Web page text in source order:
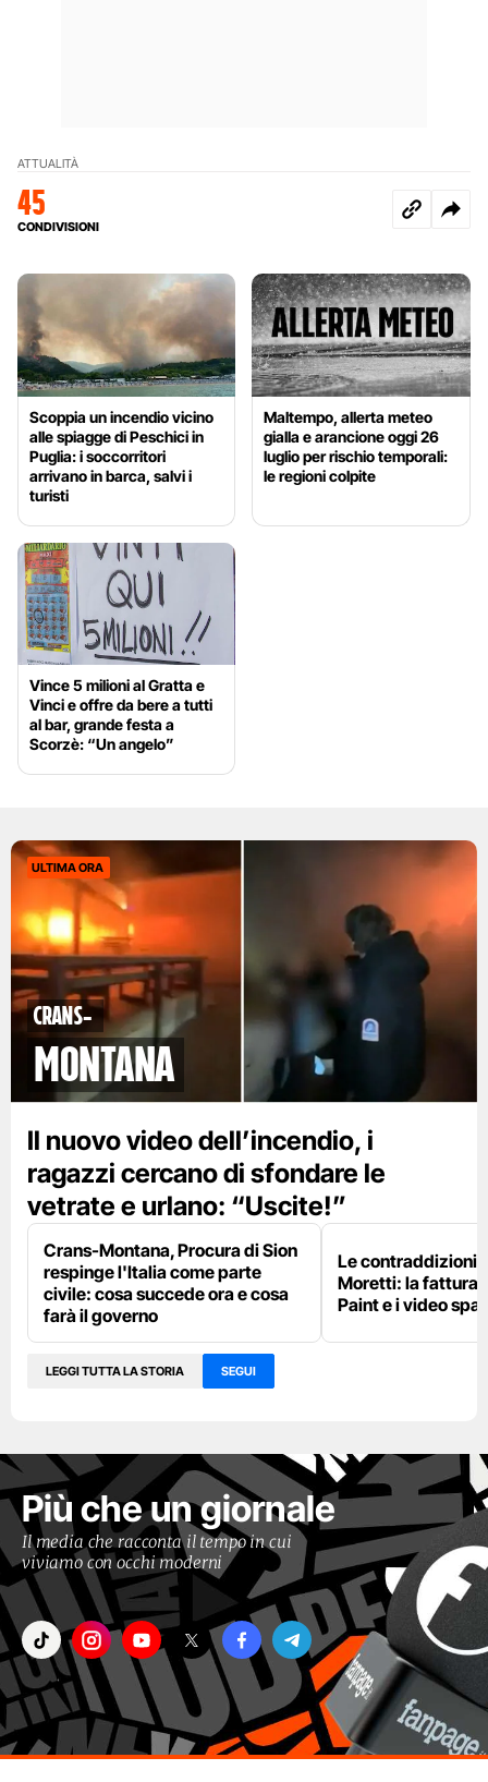
ATTUALITÀ
45
CONDIVISIONI
Scoppia un incendio vicino
alle spiagge di Peschici in
Puglia: i soccorritori
arrivano in barca, salvi i
turisti
Maltempo, allerta meteo
gialla e arancione oggi 26
luglio per rischio temporali:
le regioni colpite
Vince 5 milioni al Gratta e
Vinci e offre da bere a tutti
al bar, grande festa a
Scorzè: “Un angelo”
ULTIMA ORA
Crans-
Montana
Il nuovo video dell’incendio, i
ragazzi cercano di sfondare le
vetrate e urlano: “Uscite!”
Crans-Montana, Procura di Sion
respinge l'Italia come parte
civile: cosa succede ora e cosa
farà il governo
Le contraddizioni
Moretti: la fattura
Paint e i video
LEGGI TUTTA LA STORIA SEGUI
Più che un giornale
Il media che racconta il tempo in cui
viviamo con occhi moderni